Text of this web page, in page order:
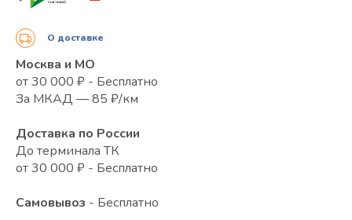
О доставке
Москва и МО
от 30 000 ₽ - Бесплатно
За МКАД — 85 ₽/км
Доставка по России
До терминала ТК
от 30 000 ₽ - Бесплатно
Самовывоз - Бесплатно